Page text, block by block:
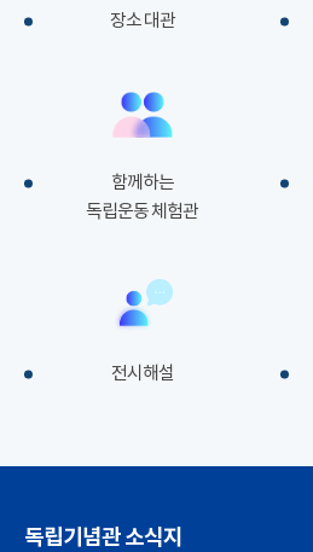
장소 대관
함께하는
독립운동 체험관
전시해설
독립기념관 소식지